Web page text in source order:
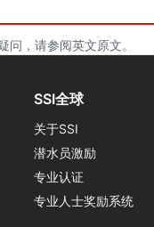
，请参阅英文原文。
SSI全球
关于SSI
潜水员激励
专业认证
专业人士奖励系统